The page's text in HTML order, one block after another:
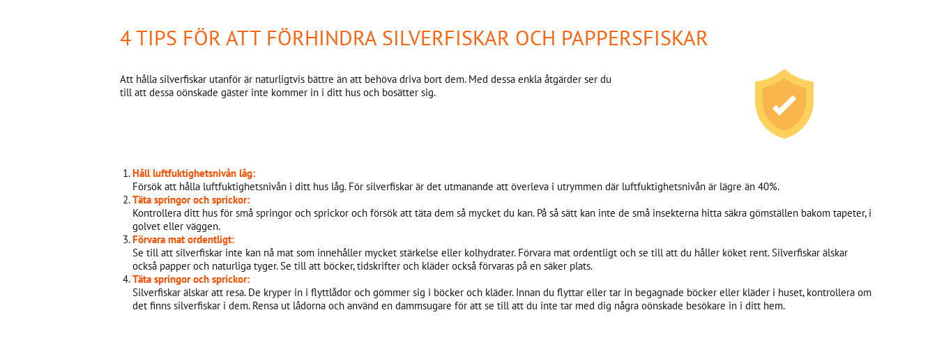
4 TIPS FÖR ATT FÖRHINDRA SILVERFISKAR OCH PAPPERSFISKAR
Att hålla silverfiskar utanför är naturligtvis bättre än att behöva driva bort dem. Med dessa enkla åtgärder ser du
till att dessa oönskade gäster inte kommer in i ditt hus och bosätter sig.
Håll luftfuktighetsnivån låg:
Försök att hålla luftfuktighetsnivån i ditt hus låg. För silverfiskar är det utmanande att överleva i utrymmen där luftfuktighetsnivån är lägre än 40%.
Täta springor och sprickor:
Kontrollera ditt hus för små springor och sprickor och försök att täta dem så mycket du kan. På så sätt kan inte de små insekterna hitta säkra gömställen bakom tapeter, i
golvet eller väggen.
Förvara mat ordentligt:
Se till att silverfiskar inte kan nå mat som innehåller mycket stärkelse eller kolhydrater. Förvara mat ordentligt och se till att du håller köket rent. Silverfiskar älskar
också papper och naturliga tyger. Se till att böcker, tidskrifter och kläder också förvaras på en säker plats.
Täta springor och sprickor:
Silverfiskar älskar att resa. De kryper in i flyttlådor och gömmer sig i böcker och kläder. Innan du flyttar eller tar in begagnade böcker eller kläder i huset, kontrollera om
det finns silverfiskar i dem. Rensa ut lådorna och använd en dammsugare för att se till att du inte tar med dig några oönskade besökare in i ditt hem.